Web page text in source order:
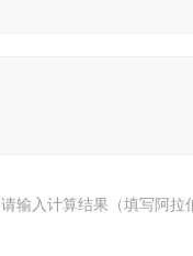
请输入计算结果（填写阿拉